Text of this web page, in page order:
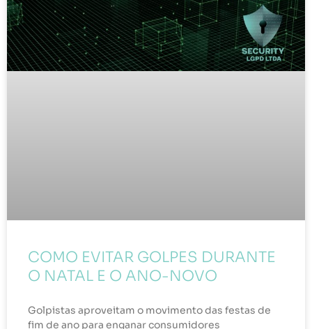
COMO EVITAR GOLPES DURANTE
O NATAL E O ANO-NOVO
Golpistas aproveitam o movimento das festas de
fim de ano para enganar consumidores